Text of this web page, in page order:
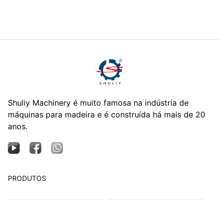
Shuliy Machinery é muito famosa na indústria de
máquinas para madeira e é construída há mais de 20
anos.
PRODUTOS